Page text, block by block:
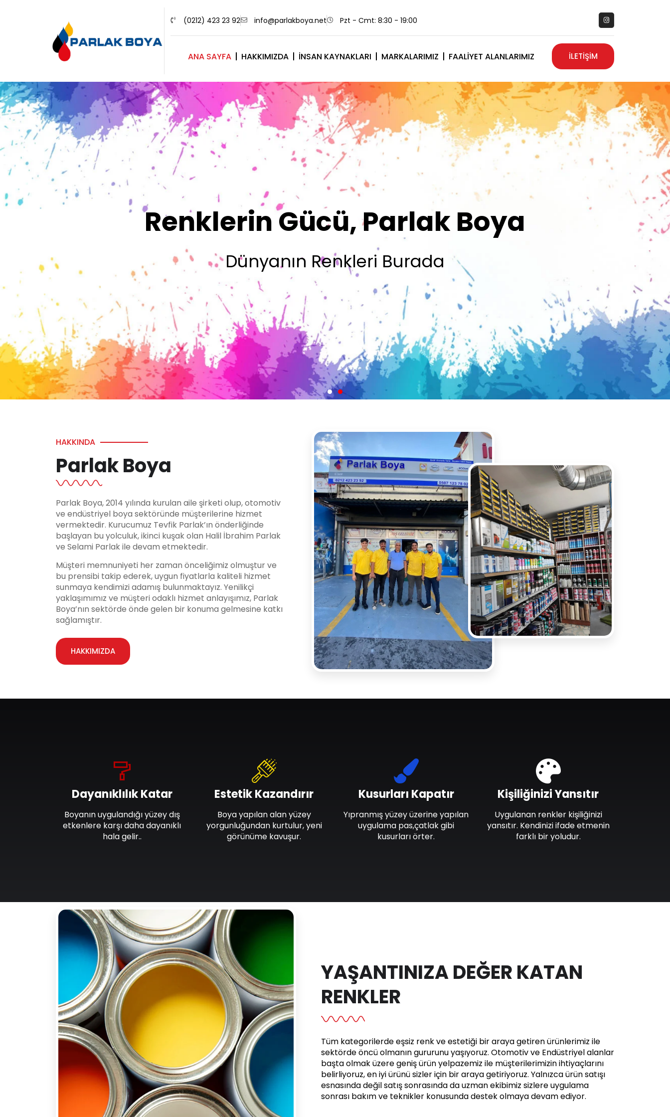
(0212) 423 23 92 info@parlakboya.net Pzt - Cmt: 8:30 - 19:00
ANA SAYFA HAKKIMIZDA İNSAN KAYNAKLARI MARKALARIMIZ FAALIYET ALANLARIMIZ İLETİŞİM
Renklerimiz Sizin İmzanız
Olsun
HAKKINDA
Parlak Boya
Parlak Boya, 2014 yılında kurulan aile şirketi olup, otomotiv
ve endüstriyel boya sektöründe müşterilerine hizmet
vermektedir. Kurucumuz Tevfik Parlak’ın önderliğinde
başlayan bu yolculuk, ikinci kuşak olan Halil İbrahim Parlak
ve Selami Parlak ile devam etmektedir.
Müşteri memnuniyeti her zaman önceliğimiz olmuştur ve
bu prensibi takip ederek, uygun fiyatlarla kaliteli hizmet
sunmaya kendimizi adamış bulunmaktayız. Yenilikçi
yaklaşımımız ve müşteri odaklı hizmet anlayışımız, Parlak
Boya’nın sektörde önde gelen bir konuma gelmesine katkı
sağlamıştır.
HAKKIMIZDA
Dayanıklılık Katar
Boyanın uygulandığı yüzey dış
etkenlere karşı daha dayanıklı
hala gelir..
Estetik Kazandırır
Boya yapılan alan yüzey
yorgunluğundan kurtulur, yeni
görünüme kavuşur.
Kusurları Kapatır
Yıpranmış yüzey üzerine yapılan
uygulama pas,çatlak gibi
kusurları örter.
Kişiliğinizi Yansıtır
Uygulanan renkler kişiliğinizi
yansıtır. Kendinizi ifade etmenin
farklı bir yoludur.
YAŞANTINIZA DEĞER KATAN
RENKLER
Tüm kategorilerde eşsiz renk ve estetiği bir araya getiren ürünlerimiz ile
sektörde öncü olmanın gururunu yaşıyoruz. Otomotiv ve Endüstriyel alanlar
başta olmak üzere geniş ürün yelpazemiz ile müşterilerimizin ihtiyaçlarını
belirliyoruz, en iyi ürünü sizler için bir araya getiriyoruz. Yalnızca ürün satışı
esnasında değil satış sonrasında da uzman ekibimiz sizlere uygulama
sonrası bakım ve teknikler konusunda destek olmaya devam ediyor.